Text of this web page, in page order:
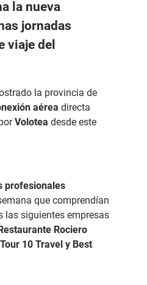
la nueva
jornadas
viaje del
la provincia de
aérea directa
Volotea desde este
profesionales
que comprendían
las siguientes empresas
Rociero
10 Travel y Best